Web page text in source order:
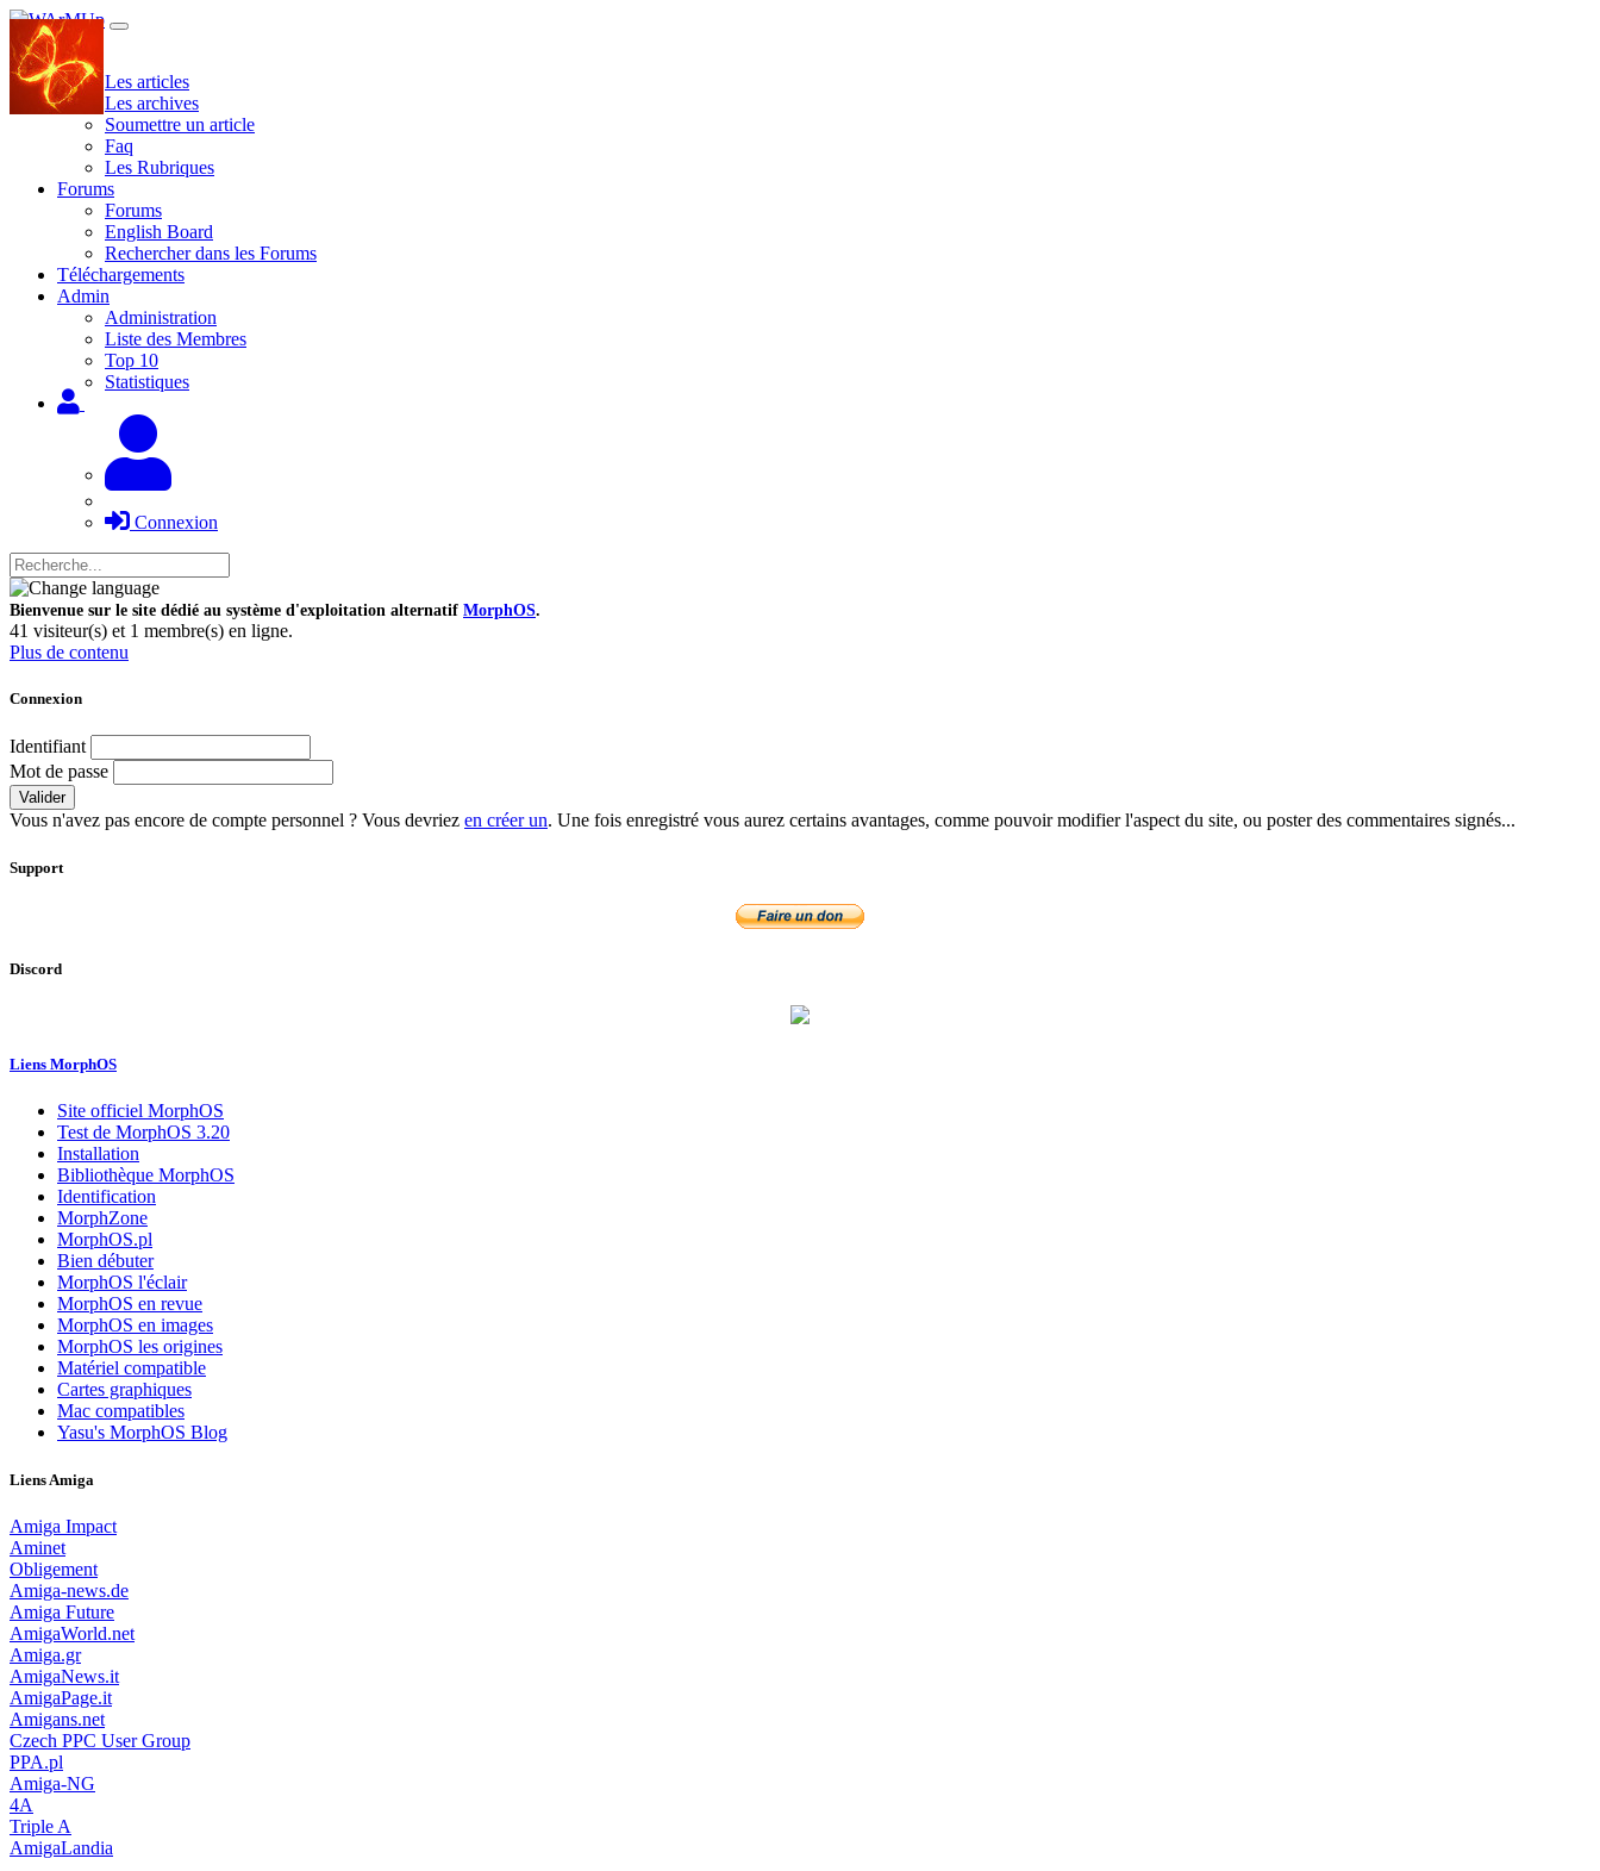
Site
Les articles
Les archives
Soumettre un article
Faq
Les Rubriques
Forums
Forums
English Board
Rechercher dans les Forums
Téléchargements
Admin
Administration
Liste des Membres
Top 10
Statistiques
Connexion
Bienvenue sur le site dédié au système d'exploitation alternatif MorphOS.
41 visiteur(s) et 1 membre(s) en ligne.
Plus de contenu
Connexion
Identifiant
Mot de passe
Valider
Vous n'avez pas encore de compte personnel ? Vous devriez en créer un. Une fois enregistré vous aurez certains avantages, comme pouvoir modifier l'aspect du site, ou poster des commentaires signés...
Support
Discord
Liens MorphOS
Site officiel MorphOS
Test de MorphOS 3.20
Installation
Bibliothèque MorphOS
Identification
MorphZone
MorphOS.pl
Bien débuter
MorphOS l'éclair
MorphOS en revue
MorphOS en images
MorphOS les origines
Matériel compatible
Cartes graphiques
Mac compatibles
Yasu's MorphOS Blog
Liens Amiga
Amiga Impact
Aminet
Obligement
Amiga-news.de
Amiga Future
AmigaWorld.net
Amiga.gr
AmigaNews.it
AmigaPage.it
Amigans.net
Czech PPC User Group
PPA.pl
Amiga-NG
4A
Triple A
AmigaLandia